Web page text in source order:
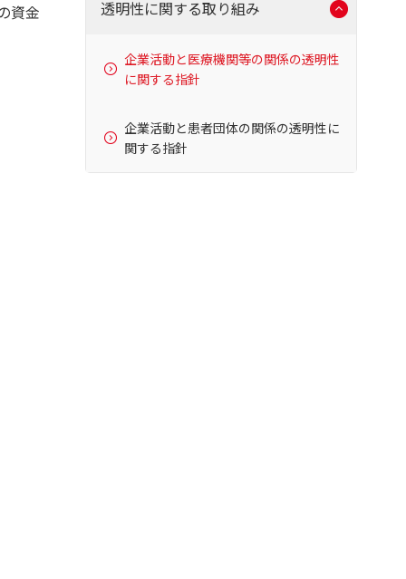
資金
透明性に関する取り組み
企業活動と医療機関等の関係の透明性
に関する指針
企業活動と患者団体の関係の透明性に
関する指針